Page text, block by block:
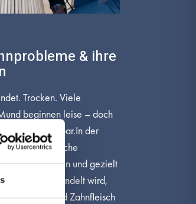
& ihre
Trocken. Viele
beginnen leise – doch
klar erkennbar.In der
wir Ihnen, typische
zu identifizieren und gezielt
je früher behandelt wird,
sich Zähne und Zahnfleisch